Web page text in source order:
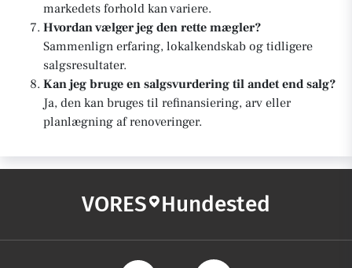
markedets forhold kan variere.
Hvordan vælger jeg den rette mægler?
Sammenlign erfaring, lokalkendskab og tidligere
salgsresultater.
Kan jeg bruge en salgsvurdering til andet end salg?
Ja, den kan bruges til refinansiering, arv eller
planlægning af renoveringer.
VORES Hundested